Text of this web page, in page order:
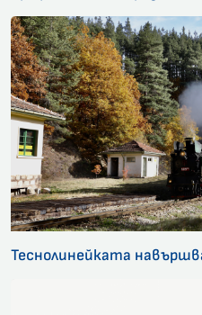
Теснолинейката